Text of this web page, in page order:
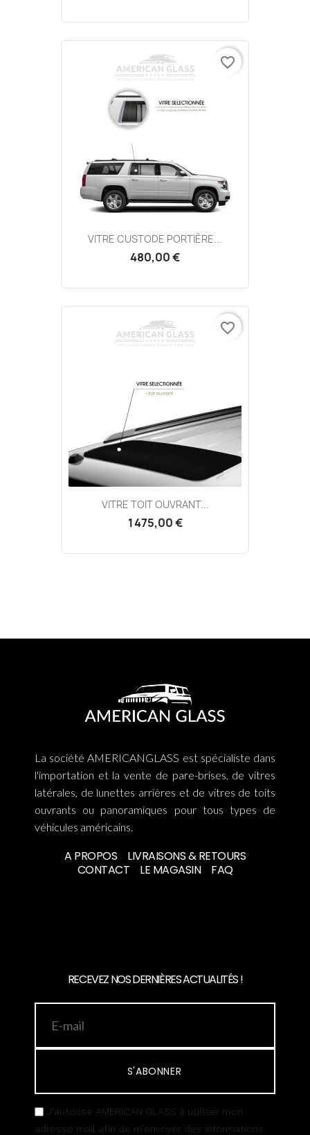
VITRE CUSTODE PORTIÈRE...
480,00 €
favorite_border
VITRE TOIT OUVRANT...
1 475,00 €
favorite_border
La société AMERICANGLASS est spécialiste dans
l'importation et la vente de pare-brises, de vitres
latérales, de lunettes arrières et de vitres de toits
ouvrants ou panoramiques pour tous types de
véhicules américains.
A PROPOS
LIVRAISONS & RETOURS
CONTACT
LE MAGASIN FAQ
RECEVEZ NOS DERNIÈRES ACTUALITÉS !
S'ABONNER
J’autorise AMERICAN GLASS à utiliser mon
adresse mail afin de m’envoyer des informations